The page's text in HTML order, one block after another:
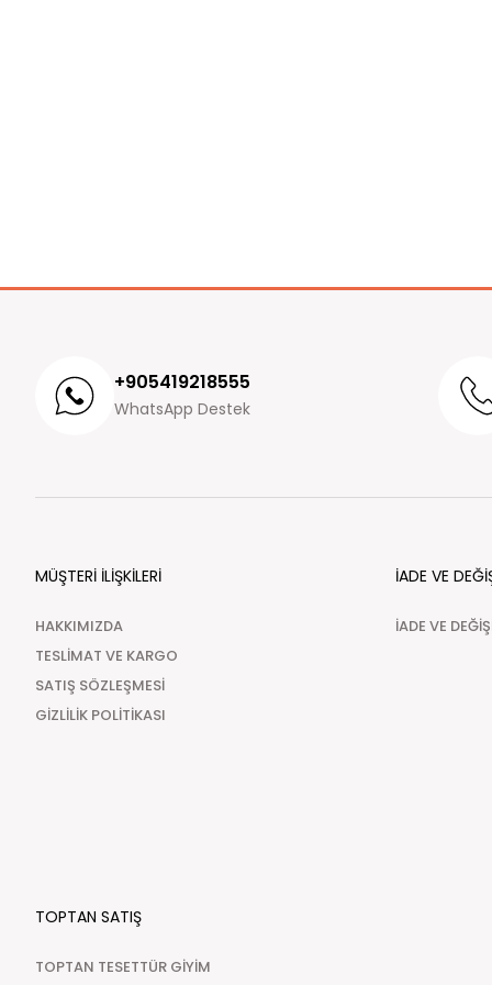
+905419218555
WhatsApp Destek
MÜŞTERİ İLİŞKİLERİ
HAKKIMIZDA
TESLİMAT VE KARGO
SATIŞ SÖZLEŞMESİ
GİZLİLİK POLİTİKASI
İADE VE
İADE VE
TOPTAN SATIŞ
TOPTAN TESETTÜR GİYİM